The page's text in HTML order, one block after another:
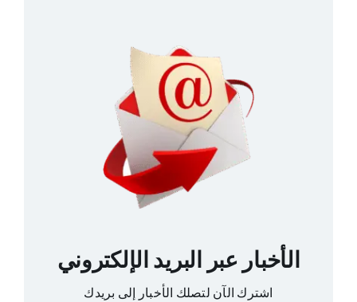
الأخبار عبر البريد الإلكتروني
اشترك الآن لتصلك الأخبار إلى بريدك